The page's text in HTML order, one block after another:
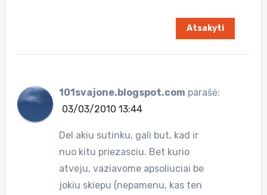
Atsakyti
101svajone.blogspot.com parašė:
03/03/2010 13:44
Del akiu sutinku, gali but, kad ir
nuo kitu priezasciu. Bet kurio
atveju, vaziavome apsoliuciai be
jokiu skiepu (nepamenu, kas ten